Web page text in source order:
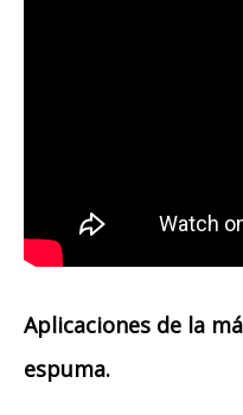
Aplicaciones de la
espuma.